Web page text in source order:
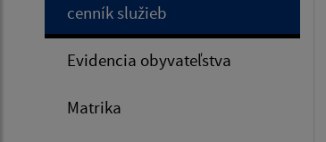
cenník služieb
Evidencia obyvateľstva
Matrika